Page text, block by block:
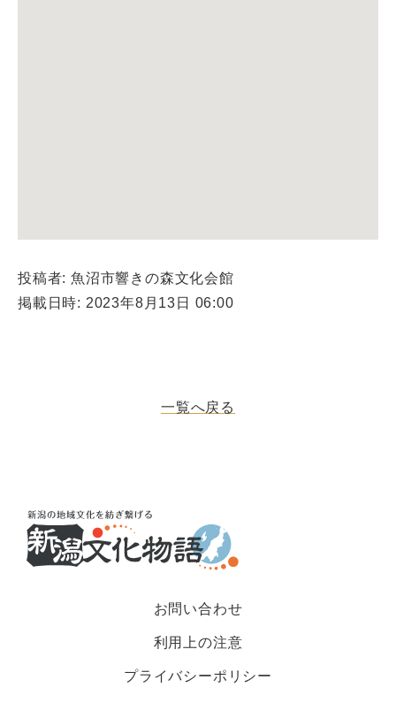
投稿者: 魚沼市響きの森文化会館
掲載日時: 2023年8月13日 06:00
一覧へ戻る
お問い合わせ
利用上の注意
プライバシーポリシー